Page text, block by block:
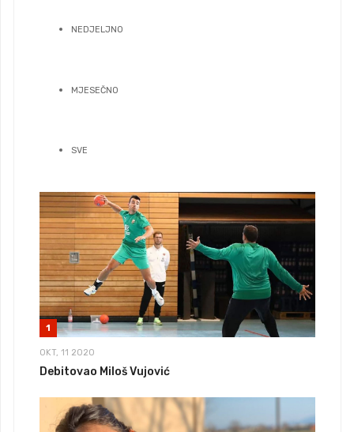
NEDJELJNO
MJESEČNO
SVE
1
OKT, 11 2020
Debitovao Miloš Vujović